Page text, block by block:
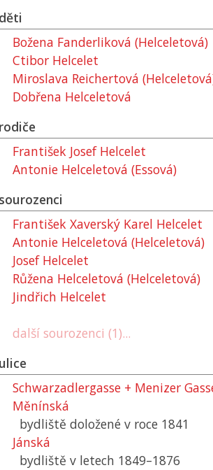
děti
Božena Fanderliková (Helceletová)
Ctibor Helcelet
Miroslava Reichertová
Dobřena Helceletová
rodiče
František Josef Helcelet
Antonie Helceletová (Essová)
sourozenci
František Xaverský Karel Helcelet
Antonie Helceletová (Helceletová)
Josef Helcelet
Růžena Helceletová (Helceletová)
Jindřich Helcelet
další sourozenci (1)...
ulice
Schwarzadlergasse + Menizer
Měnínská
bydliště doložené v roce 1841
Jánská
bydliště v letech 1849–1876